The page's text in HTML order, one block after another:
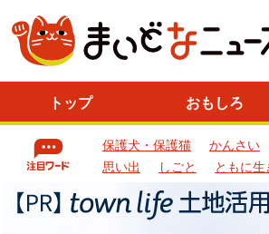
トップ おもしろ
保護犬・保護猫 かんさい
思い出
しごと ともに生